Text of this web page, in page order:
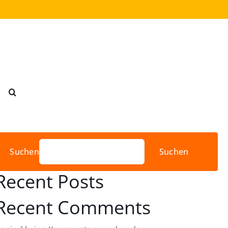
Suchen Suchen
Posts
Comments